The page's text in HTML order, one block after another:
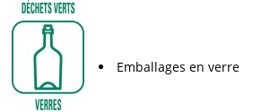
Emballages en verre